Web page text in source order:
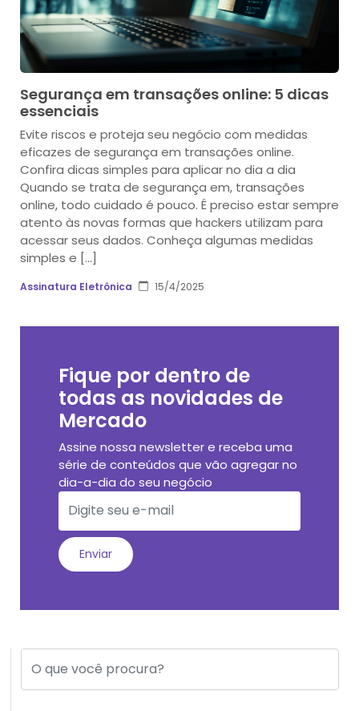
Segurança em transações online: 5 dicas
essenciais
Evite riscos e proteja seu negócio com medidas
eficazes de segurança em transações online.
Confira dicas simples para aplicar no dia a dia
Quando se trata de segurança em, transações
online, todo cuidado é pouco. É preciso estar sempre
atento às novas formas que hackers utilizam para
acessar seus dados. Conheça algumas medidas
simples e […]
Assinatura Eletrônica 15/4/2025
Fique por dentro de
todas as novidades de
Mercado
Assine nossa newsletter e receba uma
série de conteúdos que vão agregar no
dia-a-dia do seu negócio
Enviar